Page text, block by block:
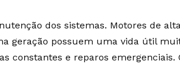
dos sistemas. Motores de
geração possuem uma vida útil
constantes e reparos emergenciais.